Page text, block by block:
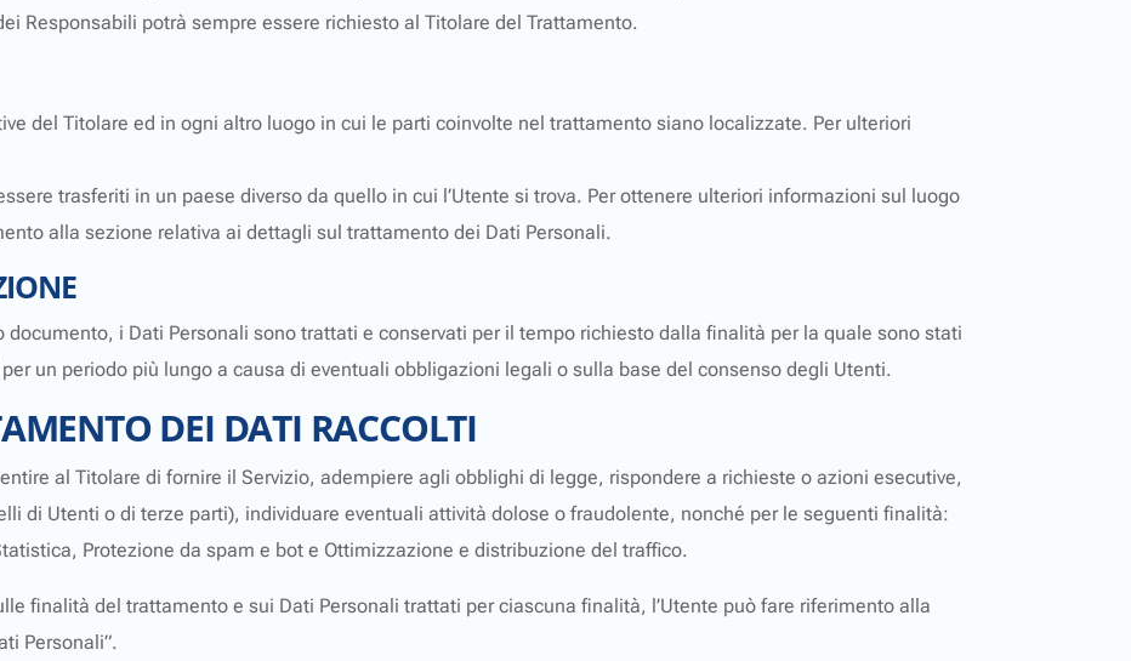
Responsabili potrà sempre essere richiesto al Titolare del Trattamento.
del Titolare ed in ogni altro luogo in cui le parti coinvolte nel trattamento siano localizzate. Per ulteriori
trasferiti in un paese diverso da quello in cui l’Utente si trova. Per ottenere ulteriori informazioni sul luogo
alla sezione relativa ai dettagli sul trattamento dei Dati Personali.
i Dati Personali sono trattati e conservati per il tempo richiesto dalla finalità per la quale sono stati
un periodo più lungo a causa di eventuali obbligazioni legali o sulla base del consenso degli Utenti.
DEI DATI RACCOLTI
al Titolare di fornire il Servizio, adempiere agli obblighi di legge, rispondere a richieste o azioni esecutive,
di Utenti o di terze parti), individuare eventuali attività dolose o fraudolente, nonché per le seguenti finalità:
Protezione da spam e bot e Ottimizzazione e distribuzione del traffico.
finalità del trattamento e sui Dati Personali trattati per ciascuna finalità, l’Utente può fare riferimento alla
Personali”.